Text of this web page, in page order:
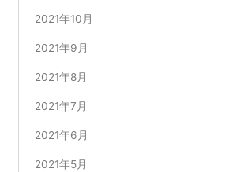
2021年10月
2021年9月
2021年8月
2021年7月
2021年6月
2021年5月